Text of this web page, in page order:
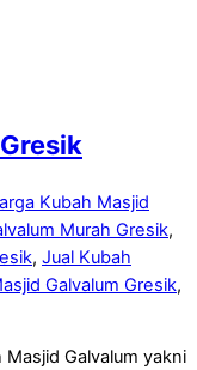
Kubah Masjid
Murah Gresik,
, Jual Kubah
Galvalum Gresik,
Galvalum yakni